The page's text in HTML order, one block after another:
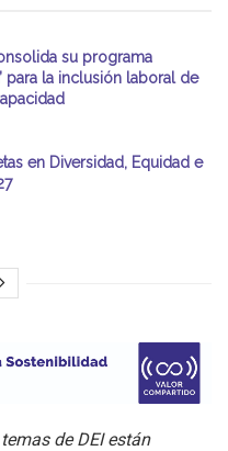
su programa
para la inclusión laboral de
en Diversidad, Equidad e
de DEI están